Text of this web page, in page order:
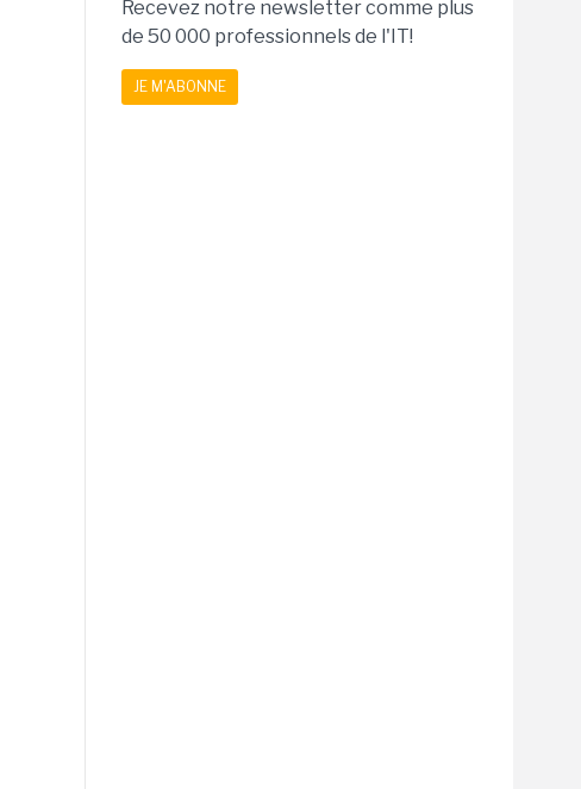
Recevez notre newsletter comme plus
de 50 000 professionnels de l'IT!
JE M'ABONNE